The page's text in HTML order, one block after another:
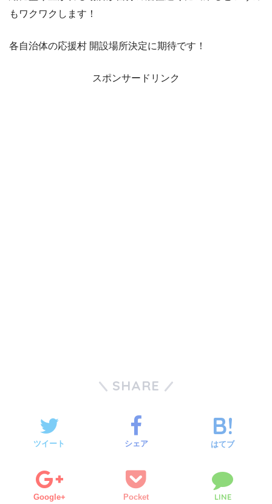
もワクワクします！
各自治体の応援村 開設場所決定に期待です！
スポンサードリンク
SHARE
ツイート シェア はてブ
Google+ Pocket LINE